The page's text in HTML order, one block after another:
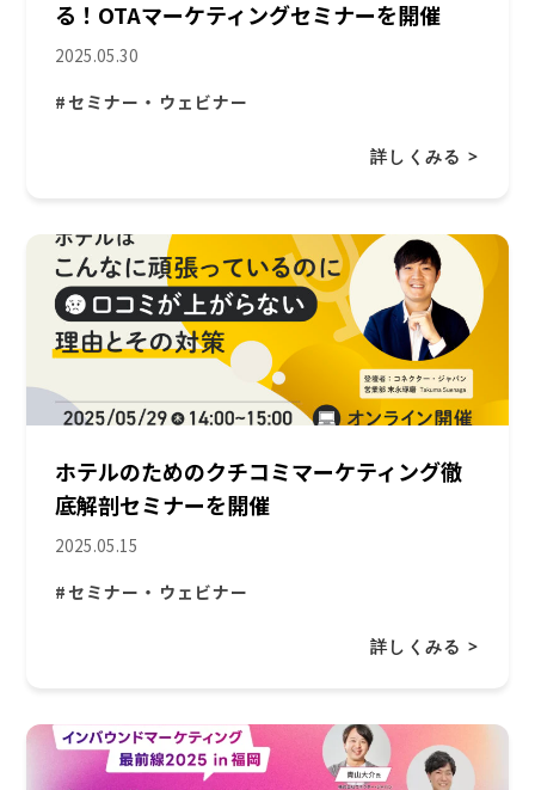
る！OTAマーケティングセミナーを開催
2025.05.30
#セミナー・ウェビナー
詳しくみる >
ホテルのためのクチコミマーケティング徹
底解剖セミナーを開催
2025.05.15
#セミナー・ウェビナー
詳しくみる >